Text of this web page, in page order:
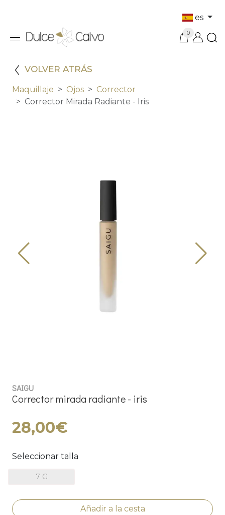
es
0
VOLVER ATRÁS
Maquillaje Ojos
Corrector
Corrector Mirada Radiante - Iris
SAIGU
Corrector mirada radiante - iris
28,00€
Seleccionar talla
7 G